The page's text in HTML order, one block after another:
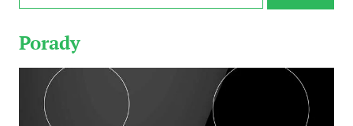
Porady